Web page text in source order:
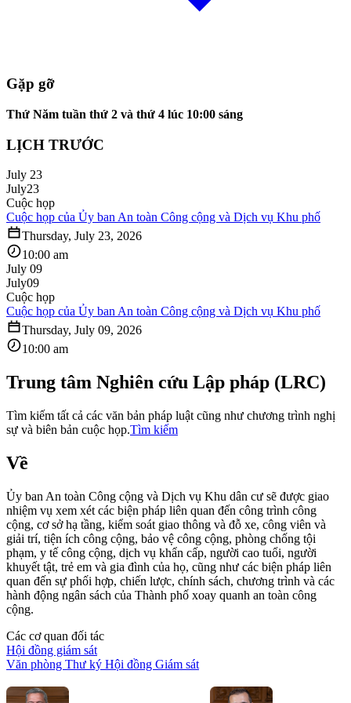
Gặp gỡ
Thứ Năm tuần thứ 2 và thứ 4 lúc 10:00 sáng
LỊCH TRƯỚC
July 23
July23
Cuộc họp
Cuộc họp của Ủy ban An toàn Công cộng và Dịch vụ Khu phố
Thursday, July 23, 2026
10:00 am
July 09
July09
Cuộc họp
Cuộc họp của Ủy ban An toàn Công cộng và Dịch vụ Khu phố
Thursday, July 09, 2026
10:00 am
Trung tâm Nghiên cứu Lập pháp (LRC)
Tìm kiếm tất cả các văn bản pháp luật cũng như chương trình nghị
sự và biên bản cuộc họp.Tìm kiếm
Về
Ủy ban An toàn Công cộng và Dịch vụ Khu dân cư sẽ được giao
nhiệm vụ xem xét các biện pháp liên quan đến công trình công
cộng, cơ sở hạ tầng, kiểm soát giao thông và đỗ xe, công viên và
giải trí, tiện ích công cộng, bảo vệ công cộng, phòng chống tội
phạm, y tế công cộng, dịch vụ khẩn cấp, người cao tuổi, người
khuyết tật, trẻ em và gia đình của họ, cũng như các biện pháp liên
quan đến sự phối hợp, chiến lược, chính sách, chương trình và các
hành động ngân sách của Thành phố xoay quanh an toàn công
cộng.
Các cơ quan đối tác
Hội đồng giám sát
Văn phòng Thư ký Hội đồng Giám sát